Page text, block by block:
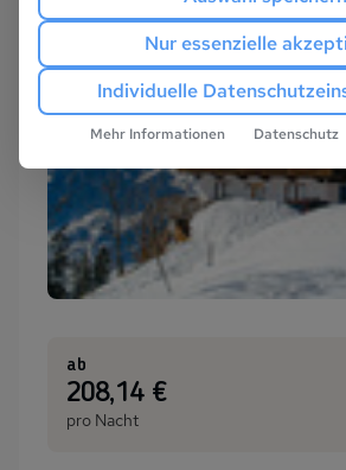
ab
:208,14 €
pro Nacht
Nur essenzielle
Individuelle
Mehr Informationen Datenschutz